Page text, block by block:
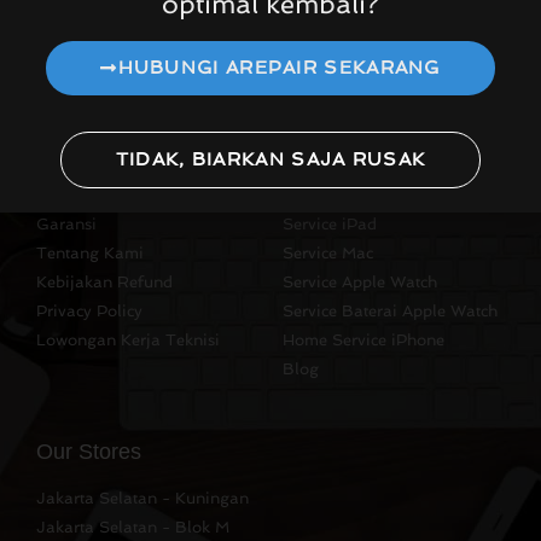
Quick Links
Garansi
Tentang Kami
Kebijakan Refund
Privacy Policy
Lowongan Kerja Teknisi
Quick Links
Service iPad
Service Mac
Service Apple Watch
Service Baterai Apple Watch
Home Service iPhone
Blog
Our Stores
Jakarta Selatan - Kuningan
Jakarta Selatan - Blok M
HUBUNGI AREPAIR SEKARANG
TIDAK, BIARKAN SAJA RUSAK